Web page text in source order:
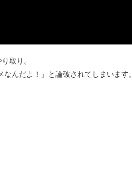
取り。
んだよ！」と論破されてしまいます。